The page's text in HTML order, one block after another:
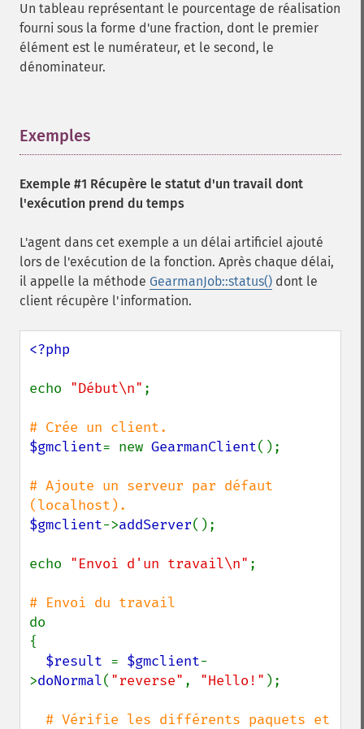
Un tableau représentant le pourcentage de réalisation
fourni sous la forme d'une fraction, dont le premier
élément est le numérateur, et le second, le
dénominateur.
Exemples
Exemple #1 Récupère le statut d'un travail dont
l'exécution prend du temps
L'agent dans cet exemple a un délai artificiel ajouté
lors de l'exécution de la fonction. Après chaque délai,
il appelle la méthode GearmanJob::status() dont le
client récupère l'information.
<?php
echo "Début\n" ;
$gmclient= new GearmanClient();
# Ajoute un serveur par défaut
$gmclient->addServer();
echo "Envoi d'un travail\n" ;
do
{
$result = $gmclient-
>doNormal( "reverse" , "Hello!" );
# Vérifie les différents paquets et